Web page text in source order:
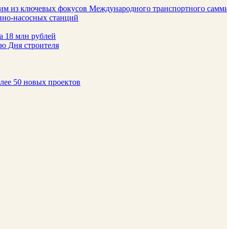
из ключевых фокусов Международного транспортного
насосных станций
18 млн рублей
Дня строителя
50 новых проектов